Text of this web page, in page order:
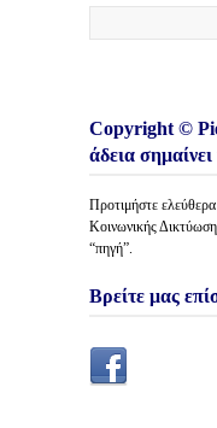
Copyright ©
άδεια
Προτιμήστε
Κοινωνικής
“πηγή”.
Βρείτε μας